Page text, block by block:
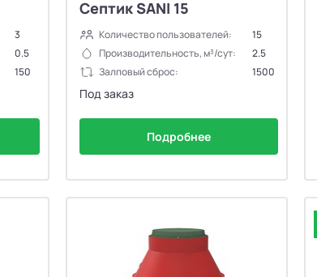
3
0.5
150
Септик SANI 15
Количество пользователей:
15
Производительность, м³/сут:
2.5
Залповый сброс:
1500
Под заказ
Подробнее